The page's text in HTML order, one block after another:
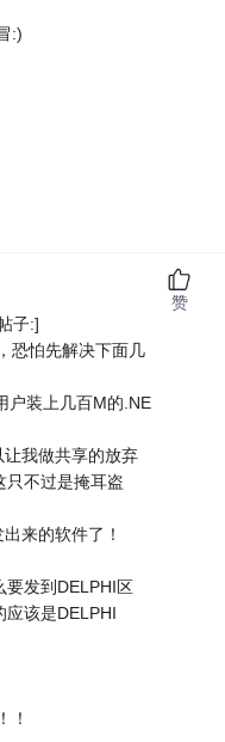
:)
子:]
恐怕先解决下面几
户装上几百M的.NE
我做共享的放弃
只不过是掩耳盗
来的软件了！
要发到DELPHI区
应该是DELPHI
！
赞